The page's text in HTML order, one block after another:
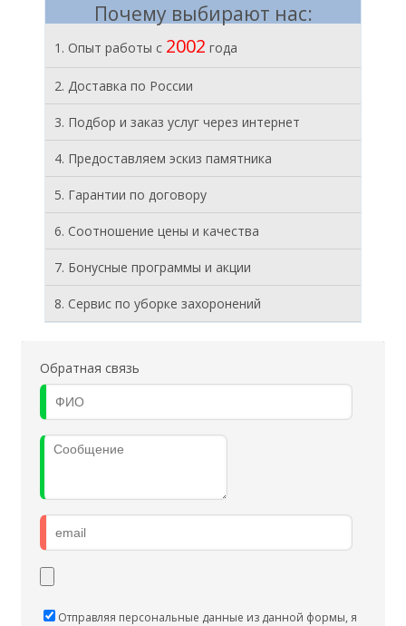
Почему выбирают нас:
1. Опыт работы с 2002 года
2. Доставка по России
3. Подбор и заказ услуг через интернет
4. Предоставляем эскиз памятника
5. Гарантии по договору
6. Соотношение цены и качества
7. Бонусные программы и акции
8. Cервис по уборке захоронений
Обратная связь
Отправляя персональные данные из данной формы, я